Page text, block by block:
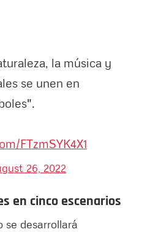
la música y
se unen en
FTzmSYK4X1
26, 2022
en cinco escenarios
se desarrollará